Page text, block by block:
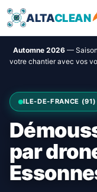
ALTACLEAN
Automne 2026— Saison
votre chantier avec vos
ILE-DE-FRANCE (91)
par